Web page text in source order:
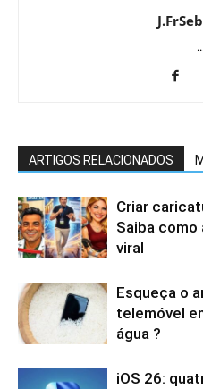
ARTIGOS RELACIONADOS
Criar
Saiba como
viral
Esqueça o
telemóvel
água ?
iOS 26: